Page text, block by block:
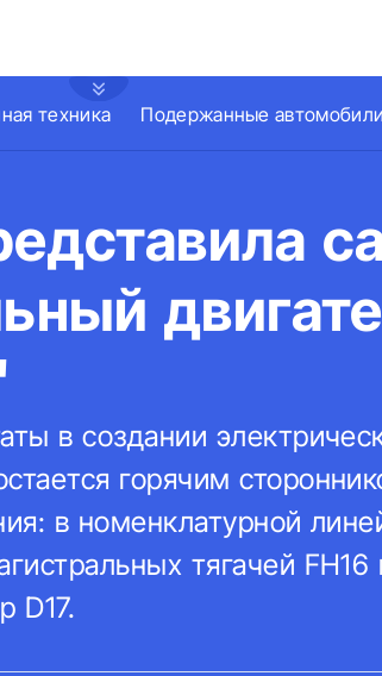
техника Подержанные автомобили
в создании
горячим
в номенклатурной
тягачей FH16
D17.